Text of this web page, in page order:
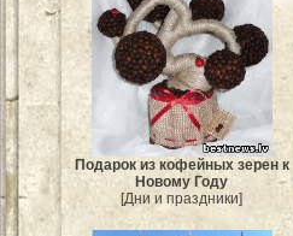
Подарок из кофейных зерен к
Новому Году
[Дни и праздники]